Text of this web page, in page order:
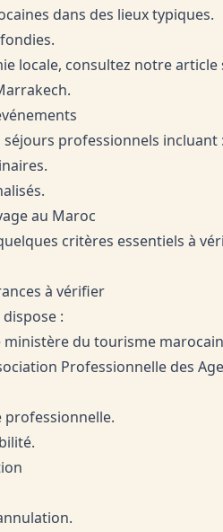
dans des lieux typiques.
locale, consultez notre article
.
séjours professionnels incluant :
au Maroc
critères essentiels à
à vérifier
dispose :
ministère du tourisme
Professionnelle des
professionnelle.